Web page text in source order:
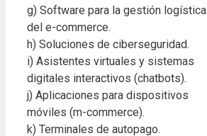
g) Software para la gestión logística
del e-commerce.
h) Soluciones de ciberseguridad.
i) Asistentes virtuales y sistemas
digitales interactivos (chatbots).
j) Aplicaciones para dispositivos
móviles (m-commerce).
k) Terminales de autopago.